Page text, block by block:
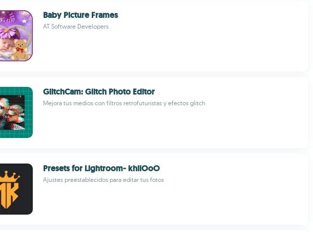
Baby Picture Frames
AT Software Developers
GlitchCam: Glitch Photo Editor
Mejora tus medios con filtros retrofuturistas y efectos glitch
Presets for Lightroom- khilOoO
Ajustes preestablecidos para editar tus fotos